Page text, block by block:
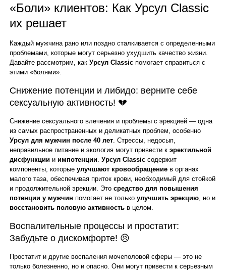
«Боли» клиентов: Как Урсул Classic
их решает
Каждый мужчина рано или поздно сталкивается с определенными
проблемами, которые могут серьезно ухудшить качество жизни.
Давайте рассмотрим, какУрсул Classic помогает справиться с
этими «болями».
Снижение потенции и либидо: верните себе
сексуальную активность! 💔
Снижение сексуального влечения и проблемы с эрекцией — одна
из самых распространенных и деликатных проблем, особенно
Урсул для мужчин после 40 лет . Стрессы, недосып,
неправильное питание и экология могут привести кэректильной
дисфункции иимпотенции .Урсул Classic содержит
компоненты, которыеулучшают кровообращение в органах
малого таза, обеспечивая приток крови, необходимый для стойкой
и продолжительной эрекции. Этосредство для повышения
потенции у мужчин помогает не толькоулучшить эрекцию , но и
восстановить половую активность в целом.
Воспалительные процессы и простатит:
Забудьте о дискомфорте! 😣
Простатит и другие воспаления мочеполовой сферы — это не
только болезненно, но и опасно. Они могут привести к серьезным